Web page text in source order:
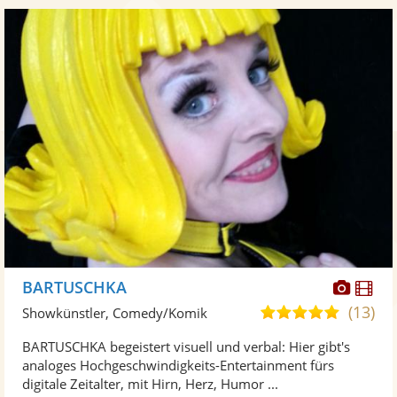
BARTUSCHKA
4,9
5
(13)
Showkünstler, Comedy/Komik
BARTUSCHKA begeistert visuell und verbal: Hier gibt's
analoges Hochgeschwindigkeits-Entertainment fürs
digitale Zeitalter, mit Hirn, Herz, Humor ...